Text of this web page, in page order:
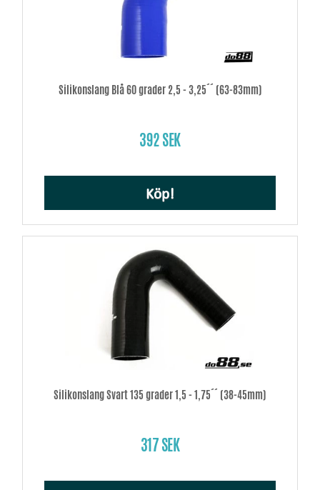
Silikonslang Blå 60 grader 2,5 - 3,25´´ (63-83mm)
392 SEK
Köp!
Silikonslang Svart 135 grader 1,5 - 1,75´´ (38-45mm)
317 SEK